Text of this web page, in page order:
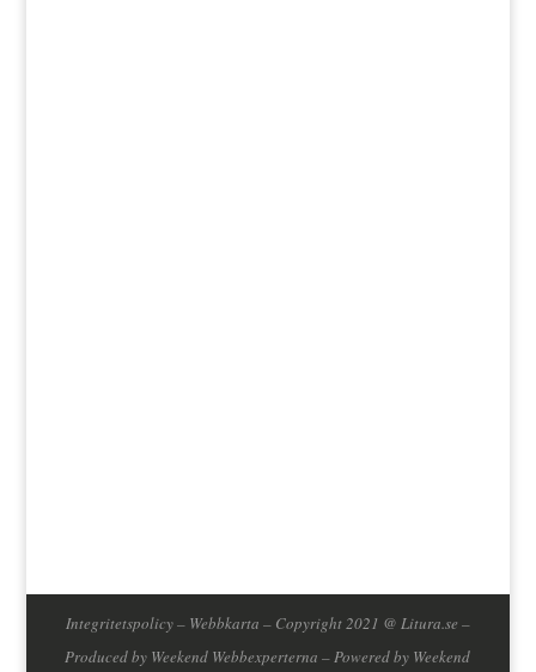
Integritetspolicy– Webbkarta – Copyright 2021 @ Litura.se –
Produced by Weekend Webbexperterna – Powered by Weekend